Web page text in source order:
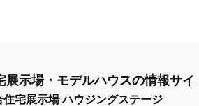
展示場・モデルハウスの情報サイ
住宅展示場 ハウジングステージ